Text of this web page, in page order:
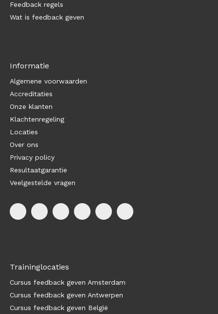
Feedback regels
Wat is feedback geven
Informatie
Algemene voorwaarden
Accreditaties
Onze klanten
Klachtenregeling
Locaties
Over ons
Privacy policy
Resultaatgarantie
Veelgestelde vragen
Traininglocaties
Cursus feedback geven Amsterdam
Cursus feedback geven Antwerpen
Cursus feedback geven België